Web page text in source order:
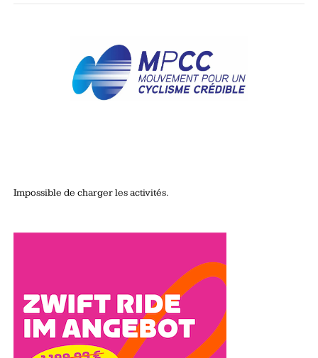
Impossible de charger les activités.